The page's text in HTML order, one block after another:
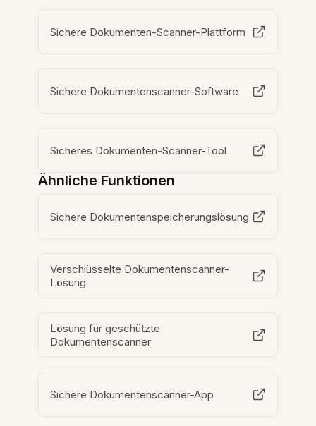
Sichere Dokumenten-Scanner-Plattform
Sichere Dokumentenscanner-Software
Sicheres Dokumenten-Scanner-Tool
Ähnliche Funktionen
Sichere Dokumentenspeicherungslösung
Verschlüsselte Dokumentenscanner-
Lösung
Lösung für geschützte
Dokumentenscanner
Sichere Dokumentenscanner-App